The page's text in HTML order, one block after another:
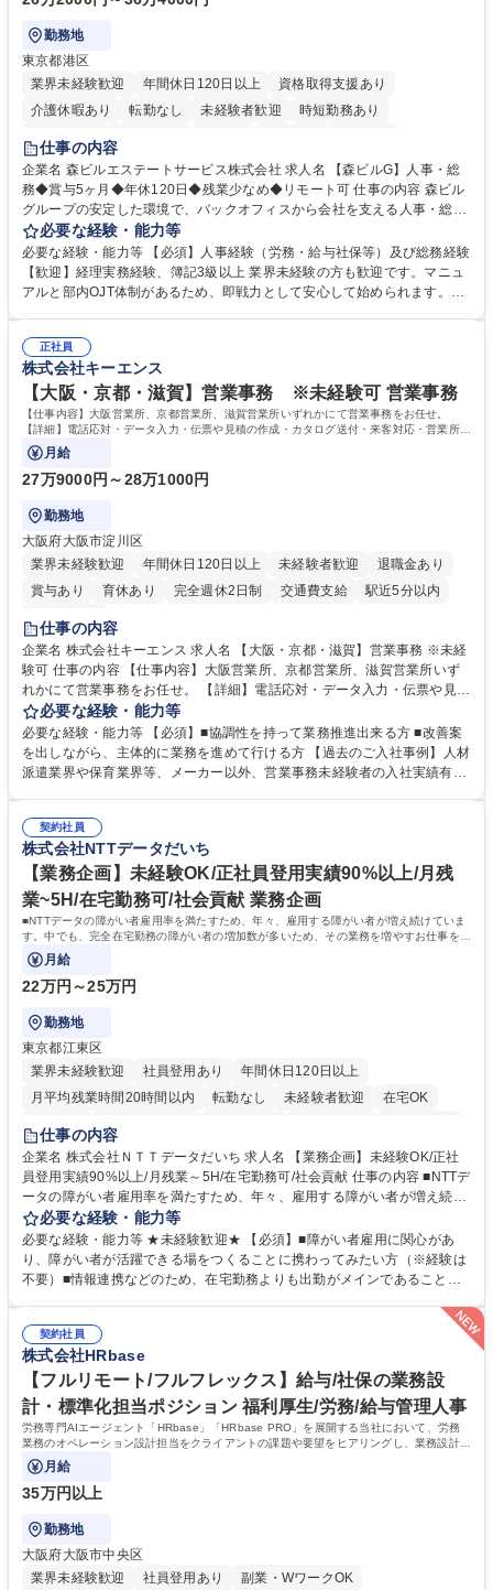
勤務地
東京都港区
業界未経験歓迎
年間休日120日以上
資格取得支援あり
介護休暇あり
転勤なし 未経験者歓迎
時短勤務あり
経験者歓迎
完全週休2日制
交通費支給 長期歓迎 駅近5分以内 土日祝休み
仕事の内容
企業名 森ビルエステートサービス株式会社 求人名 【森ビルG】人事・総
務◆賞与5ヶ月◆年休120日◆残業少なめ◆リモート可 仕事の内容 森ビル
グループの安定した環境で、バックオフィスから会社を支える人事・総務
をお任せします。 労務と総務の業務をバランスよく担当し、ゆくゆくは制
度改定などのコア業務にも挑戦できる、やりがいある環境です。 ■勤怠管
理、給与計算、社会保険手続き、年末調整等の労務管理全般 ■入退社手続
き、社内規定の改定や人事制度改定などのコア業務 ■社内イベントの企画
でも質問・相談できる環境が整っているため、安心して成長できます。 募
集職種 【森ビルG】人事・総務◆賞与5ヶ月◆年休120日◆残業少なめ◆
リモート可
必要な経験・能力等
必要な経験・能力等 【必須】人事経験（労務・給与社保等）及び総務経験
【歓迎】経理実務経験、簿記3級以上 業界未経験の方も歓迎です。マニュ
アルと部内OJT体制があるため、即戦力として安心して始められます。
務に挑戦できるため、自身の成長と組織への貢献度をダイレクトに実感で
きます。 残業少なめ、週1日リモート可など、ワークライフバランスを保
ち長期活躍できる環境です。 「これまでの幅広い経験を活かし、長期的な
キャリアを築きたい」という前向きな意欲と挑戦を全力で応援します。 学
歴・資格 学歴：大学院 大学 高専 短大 専修学校 高校 語学力： 資格：日商
簿記検定1級 日商簿記検定2級 日商簿記検定3級
正社員
株式会社キーエンス
【大阪・京都・滋賀】営業事務 ※未経験可 営業事務
【仕事内容】大阪営業所、京都営業所、滋賀営業所いずれかにて営業事務をお任せ。
【詳細】電話応対・データ入力・伝票や見積の作成・カタログ送付・来客対応・営業所内
で発生する事務業務や業務改善をお任せ。
月給
27万9000円～28万1000円
勤務地
大阪府大阪市淀川区
業界未経験歓迎
年間休日120日以上 未経験者歓迎
退職金あり
賞与あり
育休あり 完全週休2日制 交通費支給
駅近5分以内
土日祝休み
仕事の内容
企業名 株式会社キーエンス 求人名 【大阪・京都・滋賀】営業事務 ※未経
験可 仕事の内容 【仕事内容】大阪営業所、京都営業所、滋賀営業所いず
れかにて営業事務をお任せ。 【詳細】電話応対・データ入力・伝票や見積
の作成・カタログ送付・来客対応・営業所内で発生する事務業務や業務改
善をお任せ。 【教育制度】ご入社後、育成担当とペアになりながらOJTに
て業務を覚えていただくことが可能です。業務システムがきちんと構築さ
れているため、スムーズに仕事に慣れることができる環境です。また、
募集職種 【大阪・京都・滋賀】営業事務 ※未経験可
必要な経験・能力等
必要な経験・能力等 【必須】■協調性を持って業務推進出来る方 ■改善案
を出しながら、主体的に業務を進めて行ける方 【過去のご入社事例】人材
派遣業界や保育業界等、メーカー以外、営業事務未経験者の入社実績有
えて、お客様や社員の状況に合わせ、能動的なサポート、改善の動きも期
待され。組織を支えるスペシャリストとして、チームに貢献し、結果的に
社員から頼られる存在になることができます。平均19:30の退勤以降の業
務の持ち帰りも禁止されており、メリハリのある働き方となります。 学
歴・資格 学歴：大学院 大学 高専 短大 語学力： 資格：
契約社員
株式会社NTTデータだいち
【業務企画】未経験OK/正社員登用実績90%以上/月残
業~5H/在宅勤務可/社会貢献 業務企画
■NTTデータの障がい者雇用率を満たすため、年々、雇用する障がい者が増え続けていま
す。中でも、完全在宅勤務の障がい者の増加数が多いため、その業務を増やすお仕事を担
っていただきます。
月給
22万円～25万円
勤務地
東京都江東区
業界未経験歓迎
社員登用あり
年間休日120日以上
月平均残業時間20時間以内
転勤なし 未経験者歓迎
在宅OK
育休あり
完全週休2日制
仕事の内容
企業名 株式会社ＮＴＴデータだいち 求人名 【業務企画】未経験OK/正社
員登用実績90%以上/月残業～5H/在宅勤務可/社会貢献 仕事の内容 ■NTTデ
ータの障がい者雇用率を満たすため、年々、雇用する障がい者が増え続け
ています。中でも、完全在宅勤務の障がい者の増加数が多いため、その業
務を増やすお仕事を担っていただきます。 【詳細】■既存業務の拡大およ
び運用のサポート(オペレーション業務:申請書の作成代行等) ■新規事業・
サービスの企画立案および推進 障がい者の方にどんな仕事があると良いか
します。 ■在宅勤務の障がい者社員とのコミュニケーションを通じた適性
やスキルの把握 ■AI活用業務など、既存領域を超えた案件の開拓 ■NTTデ
ータグループの会社へ提案活動 募集職種 【業務企画】未経験OK/正社員登
用実績90%以上/月残業～5H/在宅勤務可/社会貢献
必要な経験・能力等
必要な経験・能力等 ★未経験歓迎★ 【必須】■障がい者雇用に関心があ
り、障がい者が活躍できる場をつくることに携わってみたい方（※経験は
不要）■情報連携などのため、在宅勤務よりも出勤がメインであることに
や活躍の場を生む、唯一無二の社会貢献性を実感できます。 【正社員登
用】正社員登用を前提としておりますので、最短で1.5年～2年で正社員へ
の雇用切り替えとなります。過去の正社員登用率は90％です。 将来的に
は当社の中核となる管理職になって頂く事を期待しています。 正社員登用
に向け全力でサポートを行いますのでご安心ください。 学歴・資格 学
歴：大学院 大学 高専 短大 専修学校 高校 語学力： 資格：
契約社員
株式会社HRbase
【フルリモート/フルフレックス】給与/社保の業務設
計・標準化担当ポジション 福利厚生/労務/給与管理人事
労務専門AIエージェント「HRbase」「HRbase PRO」を展開する当社において、労務
業務のオペレーション設計担当をクライアントの課題や要望をヒアリングし、業務設計や
システム設定へと落とし込むポジションです。
月給
35万円以上
勤務地
大阪府大阪市中央区
業界未経験歓迎
社員登用あり 副業・WワークOK